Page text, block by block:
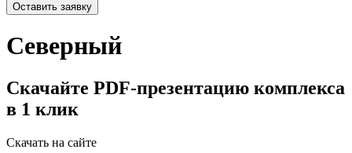
Северный
Скачайте PDF-презентацию комплекса
в 1 клик
Скачать на сайте